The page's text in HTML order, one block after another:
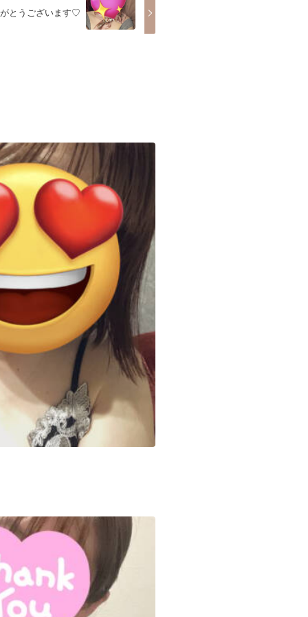
とうございます♡